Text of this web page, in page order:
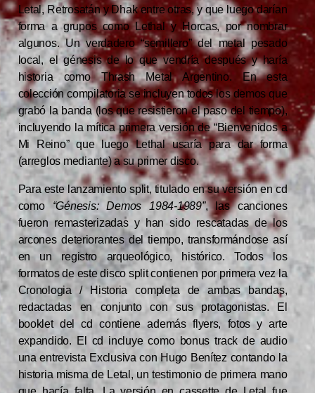
Letal, Retrosatán y Dhak entre otras, y que luego darían
forma a grupos como Lethal y Horcas, por nombrar
algunos. Un verdadero “semillero” del metal pesado
local, el génesis de lo que vendría después y haría
historia como Thrash Metal Argentino. En esta
colección compilatoria se incluyen todos los demos que
grabó la banda (los que resistieron el paso del tiempo),
incluyendo la mítica primera versión de “Bienvenidos a
Mi Reino” que luego Lethal usaría para dar forma
(arreglos mediante) a su primer disco.
Para este lanzamiento split, titulado en su versión en cd
como“Génesis: Demos 1984-1989”, las canciones
fueron remasterizadas y han sido rescatadas de los
arcones deteriorantes del tiempo, transformándose así
en un registro arqueológico, histórico. Todos los
formatos de este disco split contienen por primera vez la
Cronologia / Historia completa de ambas bandas,
redactadas en conjunto con sus protagonistas. El
booklet del cd contiene además flyers, fotos y arte
expandido. El cd incluye como bonus track de audio
una entrevista Exclusiva con Hugo Benítez contando la
historia misma de Letal, un testimonio de primera mano